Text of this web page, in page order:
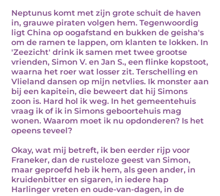
Neptunus komt met zijn grote schuit de haven
in, grauwe piraten volgen hem. Tegenwoordig
ligt China op oogafstand en bukken de geisha's
om de ramen te lappen, om klanten te lokken. In
'Zeezicht' drink ik samen met twee grootse
vrienden, Simon V. en Jan S., een flinke kopstoot,
waarna het roer wat losser zit. Terschelling en
Vlieland dansen op mijn netvlies. Ik monster aan
bij een kapitein, die beweert dat hij Simons
zoon is. Hard hol ik weg. In het gemeentehuis
vraag ik of ik in Simons geboortehuis mag
wonen. Waarom moet ik nu opdonderen? Is het
opeens teveel?
Okay, wat mij betreft, ik ben eerder rijp voor
Franeker, dan de rusteloze geest van Simon,
maar geproefd heb ik hem, als geen ander, in
kruidenbitter en sigaren, in iedere hap
Harlinger vreten en oude-van-dagen, in de